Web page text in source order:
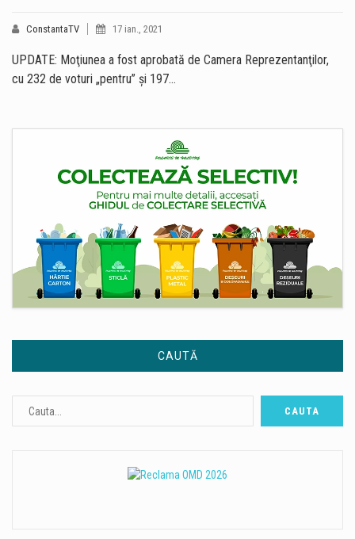
ConstantaTV 17 ian., 2021
UPDATE: Moţiunea a fost aprobată de Camera Reprezentanţilor,
cu 232 de voturi „pentru” și 197…
CAUTĂ